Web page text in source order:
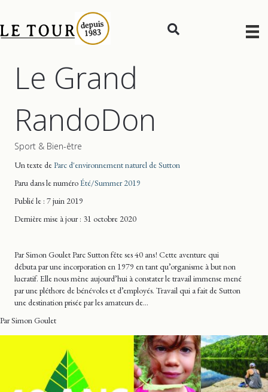
Le Grand
RandoDon
Sport & Bien-être
Un texte deParc d'environnement naturel de Sutton
Paru dans le numéroÉté/Summer 2019
Publié le : 7 juin 2019
Dernière mise à jour: 31 octobre 2020
Par Simon Goulet Parc Sutton fête ses 40 ans ! Cette aventure qui
débuta par une incorporation en 1979 en tant qu’organisme à but non
lucratif. Elle nous mène aujourd’hui à constater le travail immense mené
par une pléthore de bénévoles et d’employés. Travail qui a fait de Sutton
une destination prisée par les amateurs de…
Par Simon Goulet